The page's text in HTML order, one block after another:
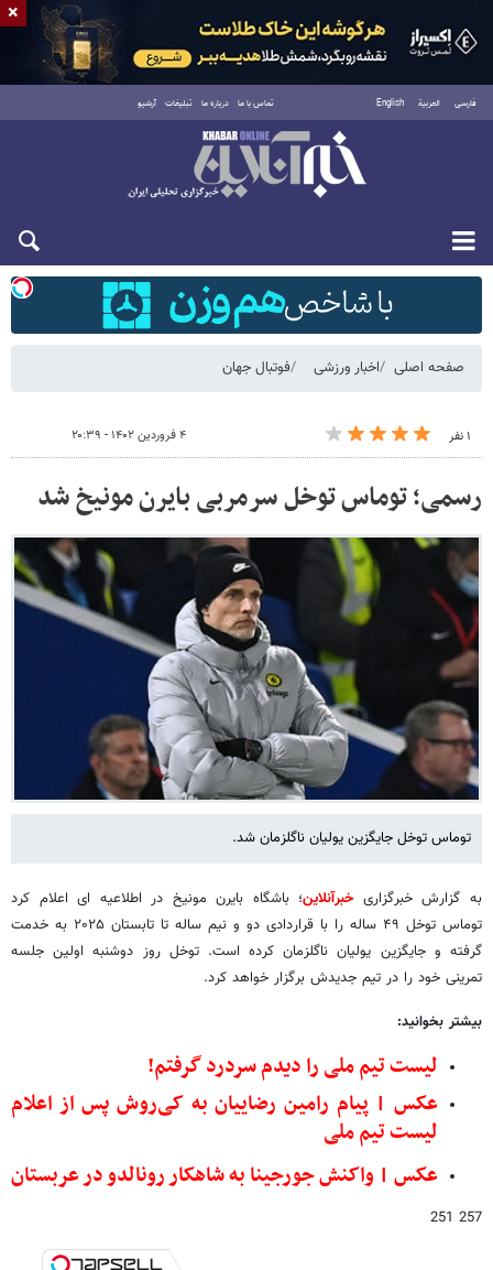
فارسی العربية English تماس با ما درباره ما تبلیغات آرشیو
شنبه ۱۷ مرداد ۱۴۰۵
صفحه اصلی اخبار ورزشی فوتبال جهان
۱ نفر ۴ فروردین ۱۴۰۲ - ۲۰:۳۹
رسمی؛ توماس توخل سرمربی بایرن مونیخ شد
توماس توخل جایگزین یولیان ناگلزمان شد.
به گزارش خبرگزاریخبرآنلاین؛ باشگاه بایرن مونیخ در اطلاعیه ای اعلام کرد
توماس توخل ۴۹ ساله را با قراردادی دو و نیم ساله تا تابستان ۲۰۲۵ به خدمت
گرفته و جایگزین یولیان ناگلزمان کرده است. توخل روز دوشنبه اولین جلسه
تمرینی خود را در تیم جدیدش برگزار خواهد کرد.
بیشتر بخوانید:
لیست تیم ملی را دیدم سردرد گرفتم!
عکس | پیام رامین رضاییان به کی‌روش پس از اعلام
لیست تیم ملی
عکس | واکنش جورجینا به شاهکار رونالدو در عربستان
257 251
×